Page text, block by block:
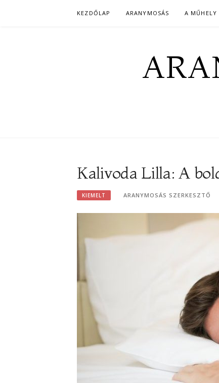
KEZDŐLAP ARANYMOSÁS A MŰHELY
Kalivoda Lilla: A
KIEMELT ARANYMOSÁS SZERKESZTŐ